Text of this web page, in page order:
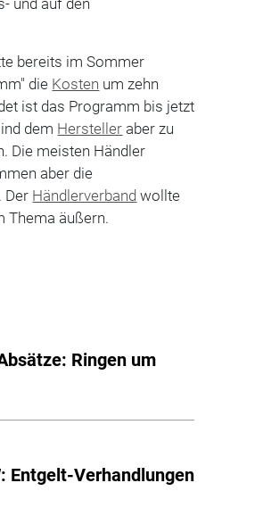
bereits im Sommer
die Kosten um zehn
ist das Programm bis jetzt
dem Hersteller aber zu
Die meisten Händler
aber die
Der Händlerverband wollte
Thema äußern.
Ringen um
Entgelt-Verhandlungen